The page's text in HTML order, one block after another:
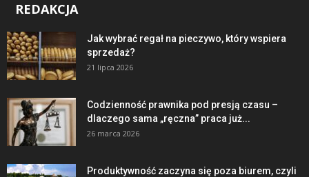
REDAKCJA
Jak wybrać regał na pieczywo, który wspiera
sprzedaż?
21 lipca 2026
Codzienność prawnika pod presją czasu –
dlaczego sama „ręczna” praca już...
26 marca 2026
Produktywność zaczyna się poza biurem, czyli